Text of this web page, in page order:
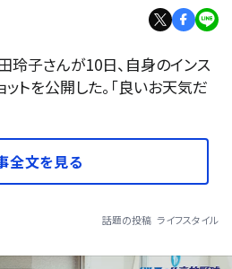
玲子さんが10日、自身のインス
トを公開した。「良いお天気だ
全文を見る
話題の投稿 ライフスタイル